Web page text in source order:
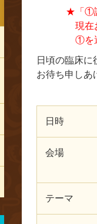
★「①
現在
①を
日頃の臨床
お待ち申しあ
日時
会場
テーマ